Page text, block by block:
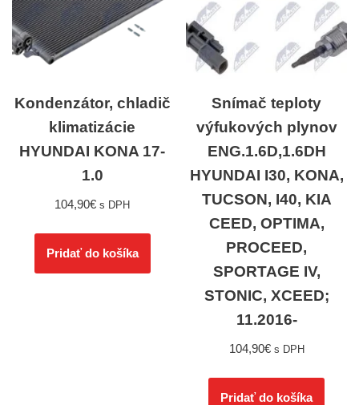
Kondenzátor, chladič
klimatizácie
HYUNDAI KONA 17-
1.0
104,90€ s DPH
Pridať do košíka
Snímač teploty
výfukových plynov
ENG.1.6D,1.6DH
HYUNDAI I30, KONA,
TUCSON, I40, KIA
CEED, OPTIMA,
PROCEED,
SPORTAGE IV,
STONIC, XCEED;
11.2016-
104,90€ s DPH
Pridať do košíka